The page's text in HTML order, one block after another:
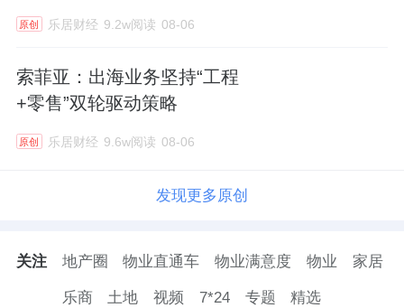
原创 乐居财经 9.2w阅读 08-06
索菲亚：出海业务坚持“工程
+零售”双轮驱动策略
原创 乐居财经 9.6w阅读 08-06
发现更多原创
关注 地产圈 物业直通车 物业满意度 物业 家居
乐商 土地 视频 7*24 专题 精选